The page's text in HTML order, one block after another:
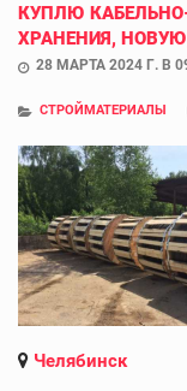
КУПЛЮ
ХРАНЕНИЯ,
28 МАРТА 2024 Г. В
СТРОЙМАТЕРИАЛЫ
Челябинск